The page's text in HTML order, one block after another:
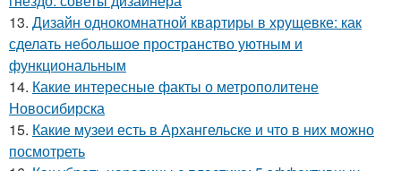
13. Дизайн однокомнатной квартиры в хрущевке: как
сделать небольшое пространство уютным и
функциональным
14. Какие интересные факты о метрополитене
Новосибирска
15. Какие музеи есть в Архангельске и что в них можно
посмотреть